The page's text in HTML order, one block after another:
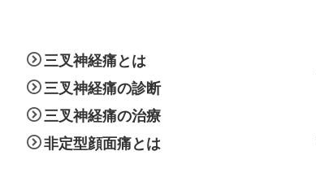
三叉神経痛とは
三叉神経痛の診断
三叉神経痛の治療
非定型顔面痛とは